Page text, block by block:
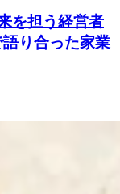
を担う経営者
り合った家業